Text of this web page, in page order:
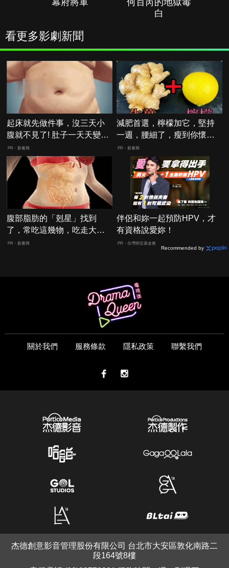
白
看更多影劇新聞
起床就先做件事，沒三天小
腹就不見了! 肚子一天天變
小！
PR・新素簡
減肥首選，檸檬加它，堅持
一週，腰細了，瘦到你懷疑
人生
PR・新素簡
腹部脂肪的「剋星」找到
了，常吃這幾物，吃走大肚
囊，瘦出小蠻腰
PR・新素簡
伴侶和妳一起預防HPV，才
有資格說愛妳！
PR・台灣癌症基金會
Recommended by
關於我們 服務條款 隱私政策 聯繫我們
杰德創意影音管理股份有限公司 台北市大安區敦化南路二
段164號8樓